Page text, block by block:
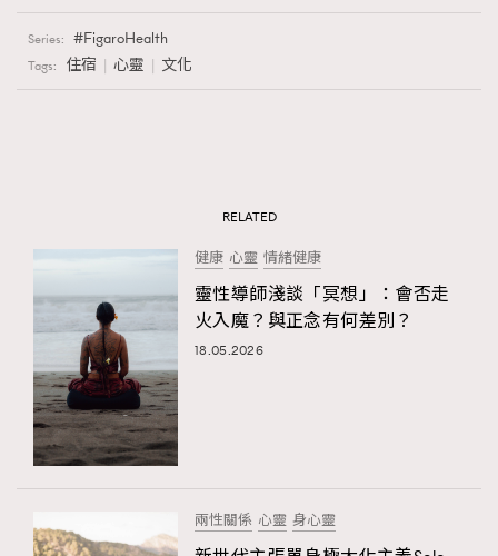
Series: FigaroHealth
Tags: 住宿 心靈 文化
RELATED
健康 心靈 情緒健康
靈性導師淺談「冥想」：會否走
火入魔？與正念有何差別？
18.05.2026
兩性關係 心靈 身心靈